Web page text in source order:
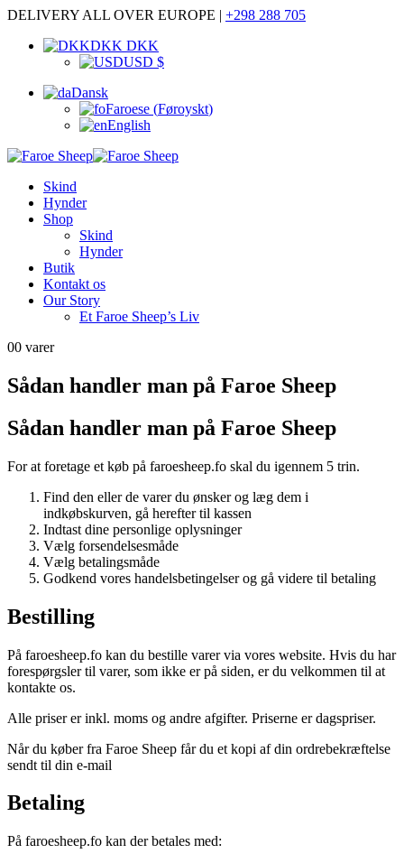
DELIVERY ALL OVER EUROPE | +298 288 705
DKK DKK
USD $
Dansk
Faroese (Føroyskt)
English
Skind
Hynder
Shop
Skind
Hynder
Butik
Kontakt os
Our Story
Et Faroe Sheep’s Liv
00 varer
Sådan handler man på Faroe Sheep
Sådan handler man på Faroe Sheep
For at foretage et køb på faroesheep.fo skal du igennem 5 trin.
Find den eller de varer du ønsker og læg dem i
indkøbskurven, gå herefter til kassen
Indtast dine personlige oplysninger
Vælg forsendelsesmåde
Vælg betalingsmåde
Godkend vores handelsbetingelser og gå videre til betaling
Bestilling
På faroesheep.fo kan du bestille varer via vores website. Hvis du har
forespørgsler til varer, som ikke er på siden, er du velkommen til at
kontakte os.
Alle priser er inkl. moms og andre afgifter. Priserne er dagspriser.
Når du køber fra Faroe Sheep får du et kopi af din ordrebekræftelse
sendt til din e-mail
Betaling
På faroesheep.fo kan der betales med: